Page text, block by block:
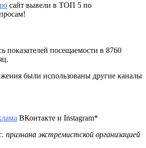
сайт вывели в ТОП 5 по
показателей посещаемости в 8760
были использованы другие каналы
ВКонтакте и Instagram*
признана экстремистской организацией